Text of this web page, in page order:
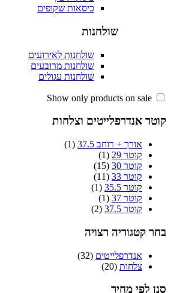
כיסאות שקופים
שולחנות
שולחנות לאירועים
שולחנות מרובעים
שולחנות עגולים
אנדרפלייטים וצלחות
אורך + רוחב 37.5
(1)
קוטר 29
(1)
קוטר 30
(15)
קוטר 33
(11)
קוטר 35.5
(1)
קוטר 37
(1)
קוטר 37.5
(2)
רצויה
אנדרפלייטים (32)
צלחות
(20)
מחיר